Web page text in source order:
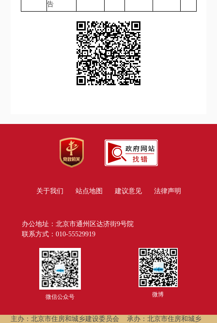
告
关于我们 站点地图 建议意见 法律声明
办公地址：北京市通州区达济街9号院
联系方式：010-55529919
微信公众号 微博
主办：北京市住房和城乡建设委员会 承办：北京市住房和城乡